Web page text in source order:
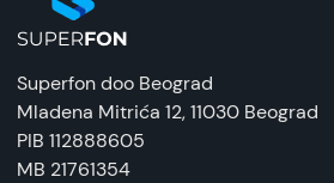
Superfon doo Beograd
Mladena Mitrića 12, 11030 Beograd
PIB 112888605
MB 21761354